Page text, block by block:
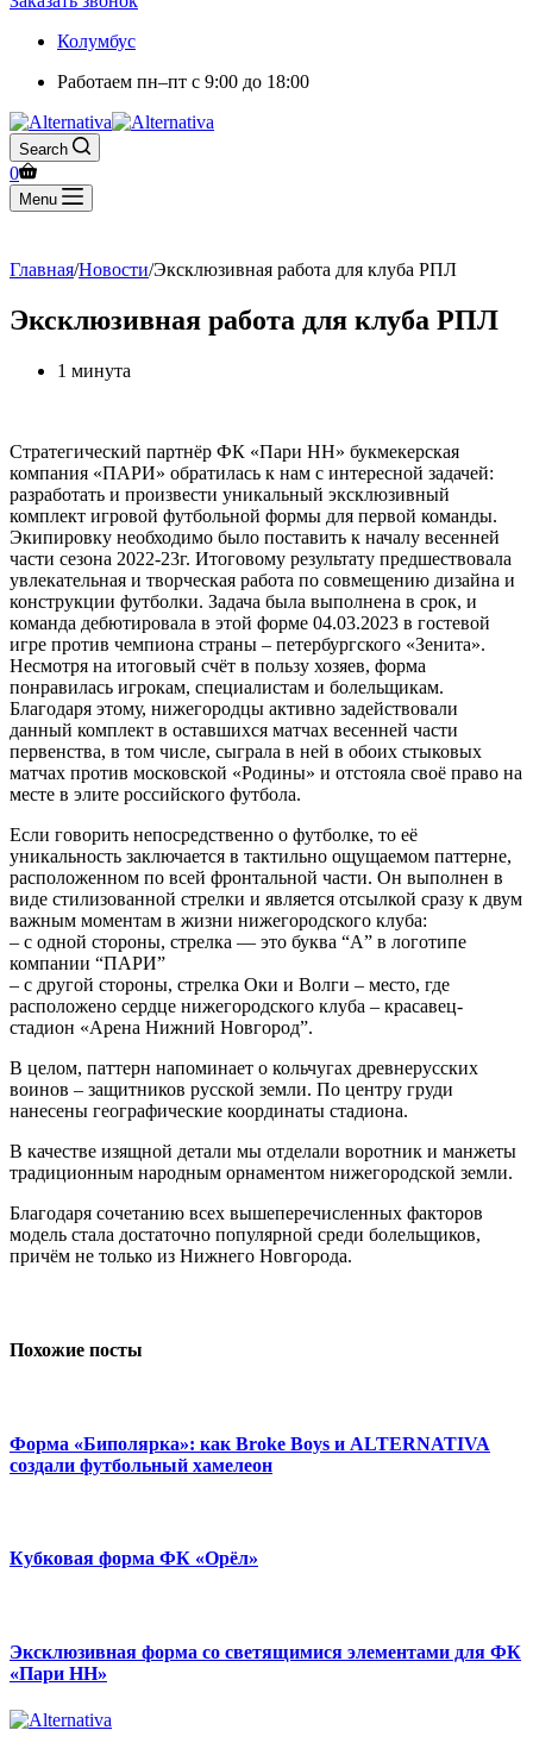
Колумбус
Работаем пн–пт с 9:00 до 18:00
Search
0
Menu
Главная/Новости/Эксклюзивная работа для клуба РПЛ
Эксклюзивная работа для клуба РПЛ
1 минута
Стратегический партнёр ФК «Пари НН» букмекерская
компания «ПАРИ» обратилась к нам с интересной задачей:
разработать и произвести уникальный эксклюзивный
комплект игровой футбольной формы для первой команды.
Экипировку необходимо было поставить к началу весенней
части сезона 2022-23г. Итоговому результату предшествовала
увлекательная и творческая работа по совмещению дизайна и
конструкции футболки. Задача была выполнена в срок, и
команда дебютировала в этой форме 04.03.2023 в гостевой
игре против чемпиона страны – петербургского «Зенита».
Несмотря на итоговый счёт в пользу хозяев, форма
понравилась игрокам, специалистам и болельщикам.
Благодаря этому, нижегородцы активно задействовали
данный комплект в оставшихся матчах весенней части
первенства, в том числе, сыграла в ней в обоих стыковых
матчах против московской «Родины» и отстояла своё право на
месте в элите российского футбола.
Если говорить непосредственно о футболке, то её
уникальность заключается в тактильно ощущаемом паттерне,
расположенном по всей фронтальной части. Он выполнен в
виде стилизованной стрелки и является отсылкой сразу к двум
важным моментам в жизни нижегородского клуба:
– с одной стороны, стрелка — это буква “А” в логотипе
компании “ПАРИ”
– с другой стороны, стрелка Оки и Волги – место, где
расположено сердце нижегородского клуба – красавец-
стадион «Арена Нижний Новгород”.
В целом, паттерн напоминает о кольчугах древнерусских
воинов – защитников русской земли. По центру груди
нанесены географические координаты стадиона.
В качестве изящной детали мы отделали воротник и манжеты
традиционным народным орнаментом нижегородской земли.
Благодаря сочетанию всех вышеперечисленных факторов
модель стала достаточно популярной среди болельщиков,
причём не только из Нижнего Новгорода.
Похожие посты
Форма «Биполярка»: как Broke Boys и ALTERNATIVA
создали футбольный хамелеон
Кубковая форма ФК «Орёл»
Эксклюзивная форма со светящимися элементами для ФК
«Пари НН»